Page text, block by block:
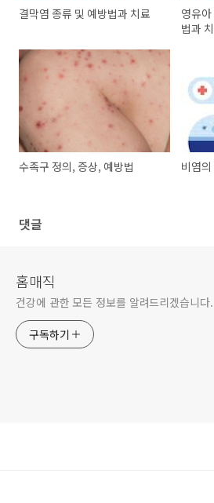
결막염 종류 및 예방법과 치료
영유
법과
수족구 정의, 증상, 예방법 비염
댓글
홈매직
건강에 관한 모든 정보를 알려드리겠습니다.
구독하기